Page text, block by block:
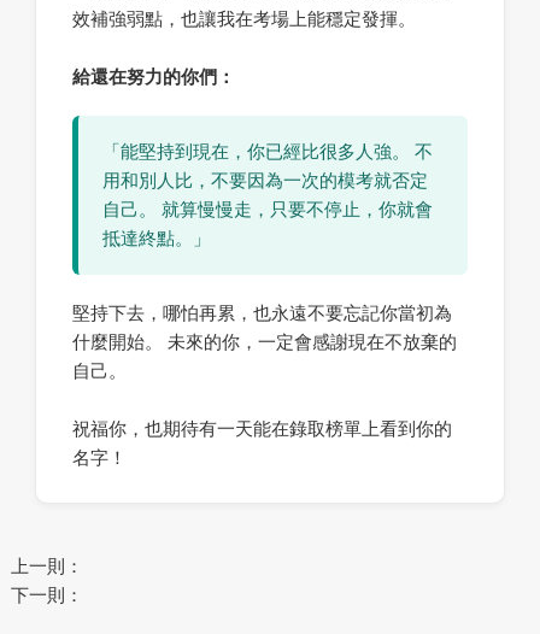
效補強弱點，也讓我在考場上能穩定發揮。
給還在努力的你們：
「能堅持到現在，你已經比很多人強。 不
用和別人比，不要因為一次的模考就否定
自己。 就算慢慢走，只要不停止，你就會
抵達終點。」
堅持下去，哪怕再累，也永遠不要忘記你當初為
什麼開始。 未來的你，一定會感謝現在不放棄的
自己。
祝福你，也期待有一天能在錄取榜單上看到你的
名字！
上一則：
下一則：